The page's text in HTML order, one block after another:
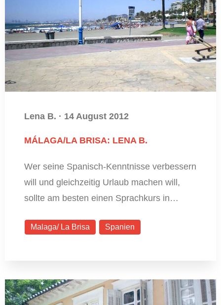
Lena B. · 14 August 2012
MÁLAGA/LA BRISA: LENA B.
Wer seine Spanisch-Kenntnisse verbessern
will und gleichzeitig Urlaub machen will,
sollte am besten einen Sprachkurs in…
Malaga/ La Brisa Spanien